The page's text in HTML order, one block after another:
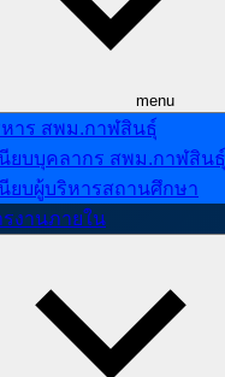
menu
าร สพม.กาฬสินธุ์
ยบบุคลากร สพม.กาฬสินธุ์
ยบผู้บริหารสถานศึกษา
งานภายใน